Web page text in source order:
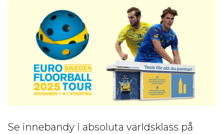
Se innebandy i absoluta världsklass på